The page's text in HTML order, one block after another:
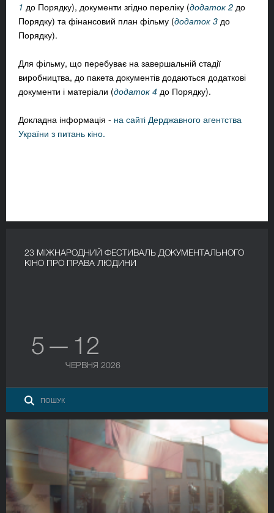
1 до Порядку), документи згідно переліку (додаток 2 до
Порядку) та фінансовий план фільму (додаток 3 до
Порядку).
Для фільму, що перебуває на завершальній стадії
виробництва, до пакета документів додаються додаткові
документи і матеріали (додаток 4 до Порядку).
Докладна інформація - на сайті Дерджавного агентства
України з питань кіно.
23 МІЖНАРОДНИЙ ФЕСТИВАЛЬ ДОКУМЕНТАЛЬНОГО
КІНО ПРО ПРАВА ЛЮДИНИ
5 — 12
ЧЕРВНЯ 2026